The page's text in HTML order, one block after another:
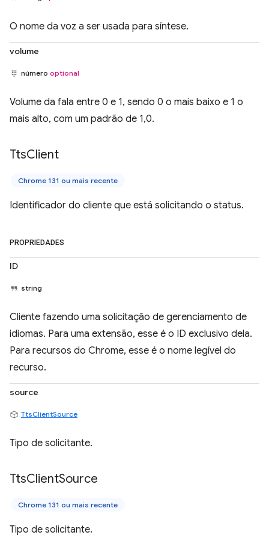
O nome da voz a ser usada para síntese.
volume
número optional
Volume da fala entre 0 e 1, sendo 0 o mais baixo e 1 o
mais alto, com um padrão de 1,0.
TtsClient
Chrome 131 ou mais recente
Identificador do cliente que está solicitando o status.
PROPRIEDADES
ID
string
Cliente fazendo uma solicitação de gerenciamento de
idiomas. Para uma extensão, esse é o ID exclusivo dela.
Para recursos do Chrome, esse é o nome legível do
recurso.
source
TtsClientSource
Tipo de solicitante.
TtsClientSource
Chrome 131 ou mais recente
Tipo de solicitante.